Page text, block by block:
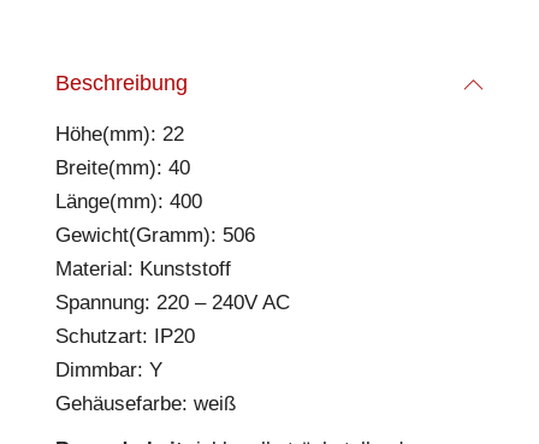
Beschreibung
Höhe(mm): 22
Breite(mm): 40
Länge(mm): 400
Gewicht(Gramm): 506
Material: Kunststoff
Spannung: 220 – 240V AC
Schutzart: IP20
Dimmbar: Y
Gehäusefarbe: weiß